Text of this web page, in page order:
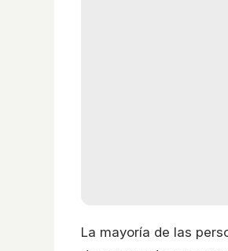
La mayoría de las